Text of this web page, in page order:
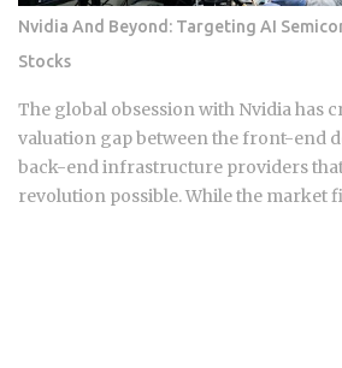
surgical extraction of equity rather
We are seeing a pattern where the
strategies of the past eighteen months
diminishing returns. Borrowers who
maturities from early 2025 into this...
Nvidia And Beyond: Targeting AI
Stocks
The global obsession with Nvidia has
valuation gap between the front-end
back-end infrastructure providers
revolution possible. While the market